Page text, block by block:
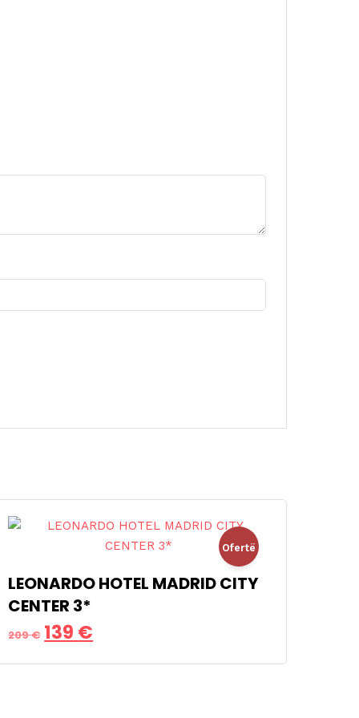
Ofertë
LEONARDO HOTEL MADRID CITY
CENTER 3*
209€ Çmimi
origjinal
139 €
i